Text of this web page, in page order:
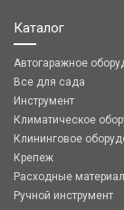
Каталог
Автогаражное
Все для сада
Инструмент
Климатическое
Клининговое
Крепеж
Расходные
Ручной инструмент